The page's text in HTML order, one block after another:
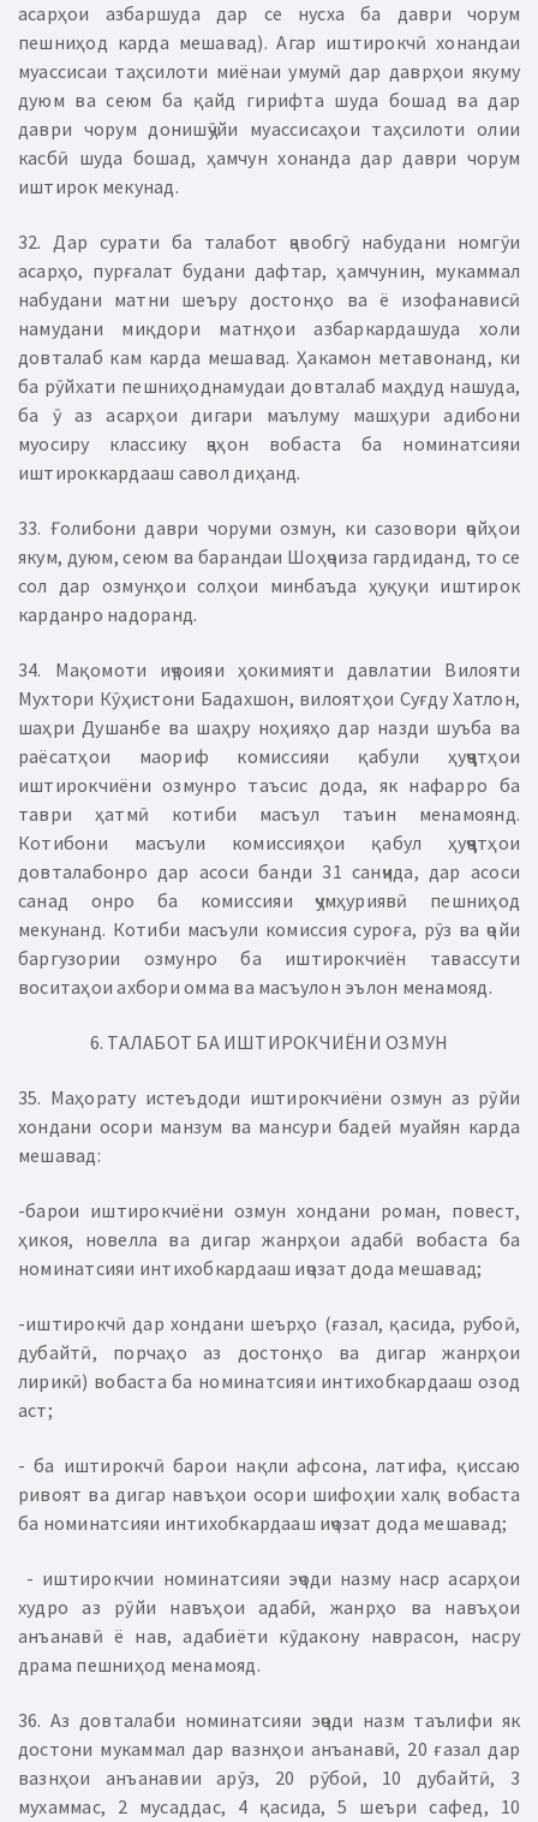
асарҳои азбаршуда дар се нусха ба даври чорум
пешниҳод карда мешавад). Агар иштирокчӣ хонандаи
муассисаи таҳсилоти миёнаи умумӣ дар даврҳои якуму
дуюм ва сеюм ба қайд гирифта шуда бошад ва дар
даври чорум донишҷӯйи муассисаҳои таҳсилоти олии
касбӣ шуда бошад, ҳамчун хонанда дар даври чорум
иштирок мекунад.
32. Дар сурати ба талабот ҷавобгӯ набудани номгӯи
асарҳо, пурғалат будани дафтар, ҳамчунин, мукаммал
набудани матни шеъру достонҳо ва ё изофанависӣ
намудани миқдори матнҳои азбаркардашуда холи
довталаб кам карда мешавад. Ҳакамон метавонанд, ки
ба рӯйхати пешниҳоднамудаи довталаб маҳдуд нашуда,
ба ӯ аз асарҳои дигари маълуму машҳури адибони
муосиру классику ҷаҳон вобаста ба номинатсияи
иштироккардааш савол диҳанд.
33. Ғолибони даври чоруми озмун, ки сазовори ҷойҳои
якум, дуюм, сеюм ва барандаи Шоҳҷоиза гардиданд, то се
сол дар озмунҳои солҳои минбаъда ҳуқуқи иштирок
карданро надоранд.
34. Мақомоти иҷроияи ҳокимияти давлатии Вилояти
Мухтори Кӯҳистони Бадахшон, вилоятҳои Суғду Хатлон,
шаҳри Душанбе ва шаҳру ноҳияҳо дар назди шуъба ва
раёсатҳои маориф комиссияи қабули ҳуҷҷатҳои
иштирокчиёни озмунро таъсис дода, як нафарро ба
таври ҳатмӣ котиби масъул таъин менамоянд.
Котибони масъули комиссияҳои қабул ҳуҷҷатҳои
довталабонро дар асоси банди 31 санҷида, дар асоси
санад онро ба комиссияи ҷумҳуриявӣ пешниҳод
мекунанд. Котиби масъули комиссия суроға, рӯз ва ҷойи
баргузории озмунро ба иштирокчиён тавассути
воситаҳои ахбори омма ва масъулон эълон менамояд.
6. ТАЛАБОТ БА ИШТИРОКЧИЁНИ ОЗМУН
35. Маҳорату истеъдоди иштирокчиёни озмун аз рӯйи
хондани осори манзум ва мансури бадеӣ муайян карда
мешавад:
-барои иштирокчиёни озмун хондани роман, повест,
ҳикоя, новелла ва дигар жанрҳои адабӣ вобаста ба
номинатсияи интихобкардааш иҷозат дода мешавад;
-иштирокчӣ дар хондани шеърҳо (ғазал, қасида, рубоӣ,
дубайтӣ, порчаҳо аз достонҳо ва дигар жанрҳои
лирикӣ) вобаста ба номинатсияи интихобкардааш озод
аст;
- ба иштирокчӣ барои нақли афсона, латифа, қиссаю
ривоят ва дигар навъҳои осори шифоҳии халқ вобаста
ба номинатсияи интихобкардааш иҷозат дода мешавад;
- иштирокчии номинатсияи эҷоди назму наср асарҳои
худро аз рӯйи навъҳои адабӣ, жанрҳо ва навъҳои
анъанавӣ ё нав, адабиёти кӯдакону наврасон, насру
драма пешниҳод менамояд.
36. Аз довталаби номинатсияи эҷоди назм таълифи як
достони мукаммал дар вазнҳои анъанавӣ, 20 ғазал дар
вазнҳои анъанавии арӯз, 20 рӯбоӣ, 10 дубайтӣ, 3
мухаммас, 2 мусаддас, 4 қасида, 5 шеъри сафед, 10